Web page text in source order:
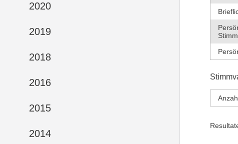
2020
2019
2018
2016
2015
2014